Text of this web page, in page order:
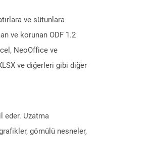
ve sütunlara
ve korunan ODF 1.2
NeoOffice ve
ve diğerleri gibi diğer
eder. Uzatma
gömülü nesneler,